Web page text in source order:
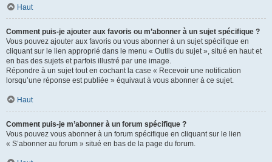
Haut
Comment puis-je ajouter aux favoris ou m’abonner à un sujet spécifique ?
Vous pouvez ajouter aux favoris ou vous abonner à un sujet spécifique en
cliquant sur le lien approprié dans le menu « Outils du sujet », situé en haut et
en bas des sujets et parfois illustré par une image.
Répondre à un sujet tout en cochant la case « Recevoir une notification
lorsqu’une réponse est publiée » équivaut à vous abonner à ce sujet.
Haut
Comment puis-je m’abonner à un forum spécifique ?
Vous pouvez vous abonner à un forum spécifique en cliquant sur le lien
« S’abonner au forum » situé en bas de la page du forum.